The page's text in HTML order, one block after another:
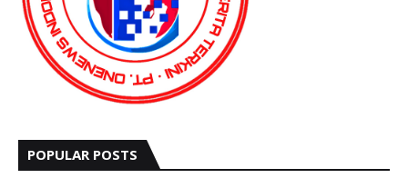
POPULAR POSTS